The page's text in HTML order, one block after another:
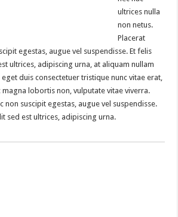
ultrices nulla
non netus.
Placerat
egestas, augue vel suspendisse. Et felis
ultrices, adipiscing urna, at aliquam nullam
duis consectetuer tristique nunc vitae erat,
magna lobortis non, vulputate vitae viverra.
non suscipit egestas, augue vel suspendisse.
sed est ultrices, adipiscing urna.